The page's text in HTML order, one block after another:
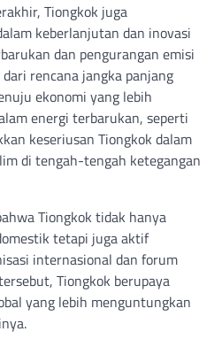
Tiongkok juga
keberlanjutan dan inovasi
dan pengurangan emisi
rencana jangka panjang
ekonomi yang lebih
energi terbarukan, seperti
keseriusan Tiongkok dalam
di tengah-tengah ketegangan
Tiongkok tidak hanya
tetapi juga aktif
internasional dan forum
Tiongkok berupaya
yang lebih menguntungkan